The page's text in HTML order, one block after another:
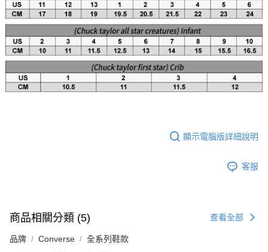
顯示電腦版詳細說明
客服
商品相關分類 (5) 查看全部
品牌 Converse 全系列鞋款